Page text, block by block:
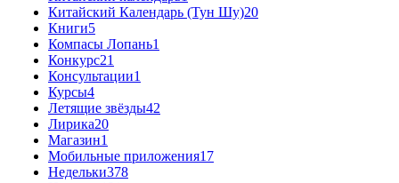
Китайский Календарь (Тун Шу)20
Книги5
Компасы Лопань1
Конкурс21
Консультации1
Курсы4
Летящие звёзды42
Лирика20
Магазин1
Мобильные приложения17
Недельки378